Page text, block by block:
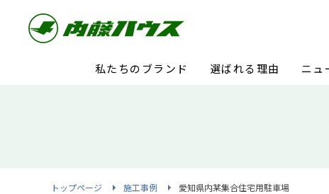
私たちのブランド 選ばれる理由 ニュ
トップページ 施工事例 愛知県内某集合住宅用駐車場